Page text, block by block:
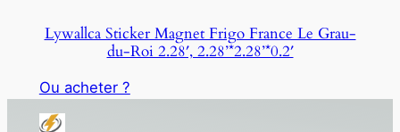
Lywallca Sticker Magnet Frigo France Le Grau-
du-Roi 2.28′, 2.28’*2.28’*0.2′
Ou acheter ?